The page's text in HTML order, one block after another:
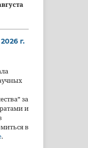
г.
за
и
в
.